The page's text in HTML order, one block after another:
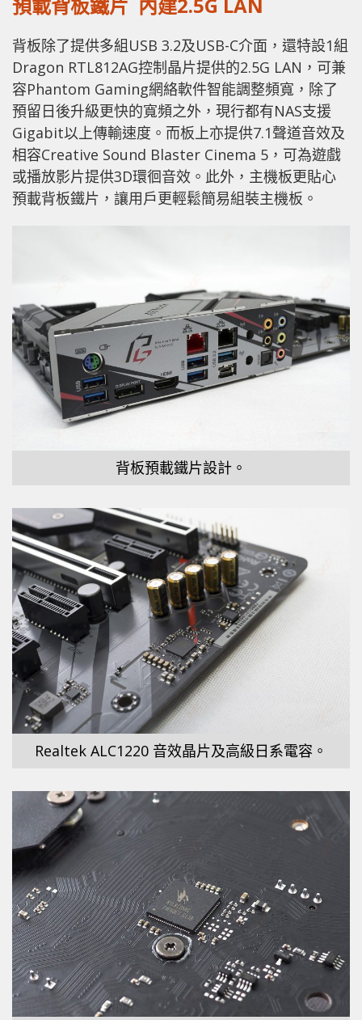
背板除了提供多組USB 3.2及USB-C介面，還特設1組
Dragon RTL812AG控制晶片提供的2.5G LAN，可兼
容Phantom Gaming網絡軟件智能調整頻寬，除了
預留日後升級更快的寬頻之外，現行都有NAS支援
Gigabit以上傳輸速度。而板上亦提供7.1聲道音效及
相容Creative Sound Blaster Cinema 5，可為遊戲
或播放影片提供3D環徊音效。此外，主機板更貼心
預載背板鐵片，讓用戶更輕鬆簡易組裝主機板。
背板預載鐵片設計。
Realtek ALC1220 音效晶片及高級日系電容。